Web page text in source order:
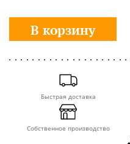
В корзину
Быстрая доставка
Cобственное производство